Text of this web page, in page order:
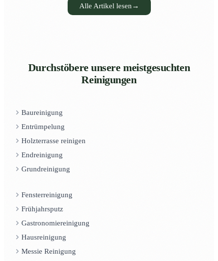
Alle Artikel lesen →
Durchstöbere unsere meistgesuchten
Reinigungen
Baureinigung
Entrümpelung
Holzterrasse reinigen
Endreinigung
Grundreinigung
Fensterreinigung
Frühjahrsputz
Gastronomiereinigung
Hausreinigung
Messie Reinigung